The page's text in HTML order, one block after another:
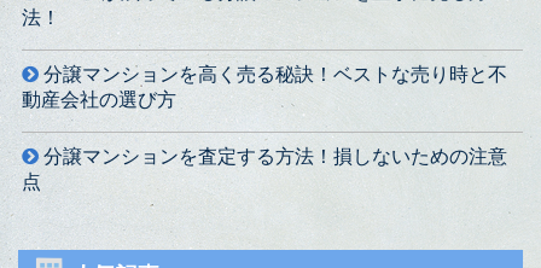
法！
分譲マンションを高く売る秘訣！ベストな売り時と不
動産会社の選び方
分譲マンションを査定する方法！損しないための注意
点